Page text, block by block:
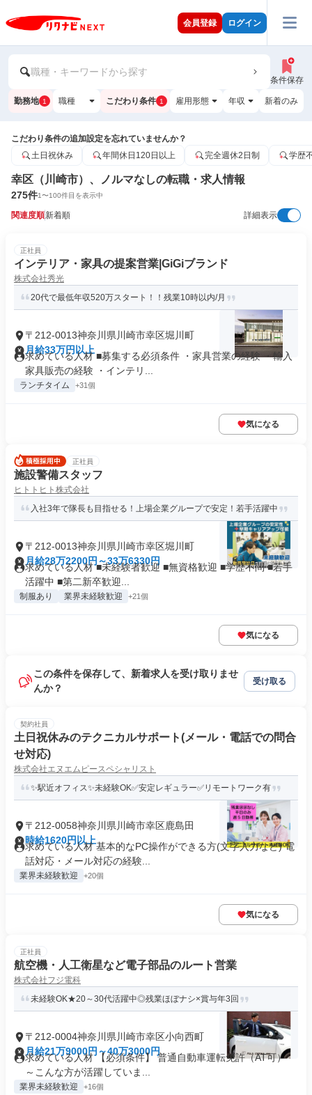
会員登録 ログイン
職種・キーワードから探す
条件保存
勤務地 1 職種 こだわり条件 1 雇用形態 年収 新着のみ
こだわり条件の追加設定を忘れていませんか？
土日祝休み
年間休日120日以上 完全週休2日制 学歴
幸区（川崎市）、ノルマなしの転職・求人情報
275件1〜100件目を表示中
関連度順新着順 詳細表示
正社員
インテリア・家具の提案営業|GiGiブランド
株式会社秀光
20代で最低年収520万スタート！！残業10時以内/月
〒212-0013神奈川県川崎市幸区堀川町
月給33万円以上
求めている人材 ■募集する必須条件 ・家具営業の経験 ・輸入
家具販売の経験 ・インテリ...
ランチタイム +31個
気になる
正社員
施設警備スタッフ
ヒトトヒト株式会社
入社3年で隊長も目指せる！上場企業グループで安定！若手活躍中
〒212-0013神奈川県川崎市幸区堀川町
月給28万2200円～33万6330円
求めている人材 ■未経験者歓迎 ■無資格歓迎 ■学歴不問 ■若手
活躍中 ■第二新卒歓迎...
制服あり 業界未経験歓迎 +21個
気になる
この条件を保存して、新着求人を受け取りませ
んか？
受け取る
契約社員
土日祝休みのテクニカルサポート(メール・電話での問合
せ対応)
株式会社エヌエムピースペシャリスト
✨駅近オフィス✨未経験OK✅安定レギュラー✅リモートワーク有
〒212-0058神奈川県川崎市幸区鹿島田
時給1620円以上
求めている人材 基本的なPC操作ができる方(文字入力など) 電
話対応・メール対応の経験...
業界未経験歓迎 +20個
気になる
正社員
航空機・人工衛星など電子部品のルート営業
株式会社フジ電科
未経験OK★20～30代活躍中◎残業ほぼナシ×賞与年3回
〒212-0004神奈川県川崎市幸区小向西町
月給21万9000円～40万3000円
求めている人材 【必須条件】 普通自動車運転免許（AT可）
～こんな方が活躍していま...
業界未経験歓迎 +16個